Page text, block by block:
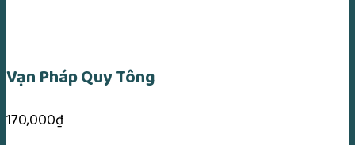
Vạn Pháp Quy Tông
170,000₫